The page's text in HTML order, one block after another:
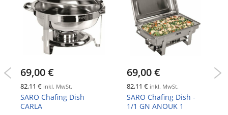
69,00 €
82,11 € inkl. MwSt.
SARO Chafing Dish
CARLA
69,00 €
82,11 € inkl. MwSt.
SARO Chafing Dish -
1/1 GN ANOUK 1